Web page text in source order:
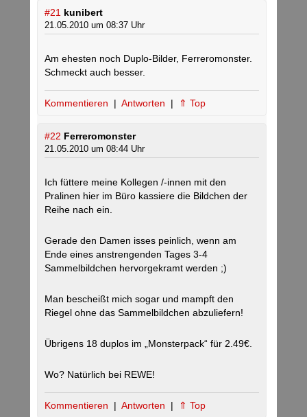
#21 kunibert
21.05.2010 um 08:37 Uhr
Am ehesten noch Duplo-Bilder, Ferreromonster.
Schmeckt auch besser.
Kommentieren | Antworten | ⇑ Top
#22 Ferreromonster
21.05.2010 um 08:44 Uhr
Ich füttere meine Kollegen /-innen mit den
Pralinen hier im Büro kassiere die Bildchen der
Reihe nach ein.
Gerade den Damen isses peinlich, wenn am
Ende eines anstrengenden Tages 3-4
Sammelbildchen hervorgekramt werden ;)
Man bescheißt mich sogar und mampft den
Riegel ohne das Sammelbildchen abzuliefern!
Übrigens 18 duplos im „Monsterpack“ für 2.49€.
Wo? Natürlich bei REWE!
Kommentieren | Antworten | ⇑ Top